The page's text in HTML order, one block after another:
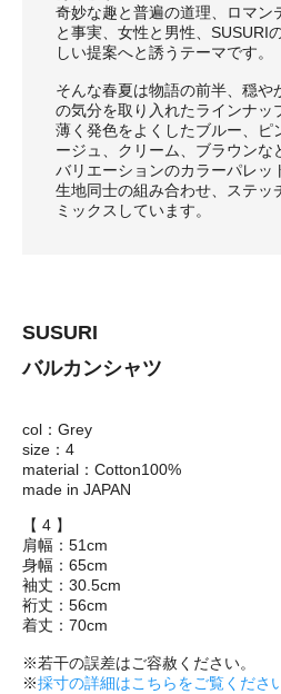
奇妙な趣と普遍の道理、ロマン
と事実、女性と男性、SUSURI
しい提案へと誘うテーマです。
そんな春夏は物語の前半、穏や
の気分を取り入れたラインナッ
薄く発色をよくしたブルー、ピ
ージュ、クリーム、ブラウンな
バリエーションのカラーパレッ
生地同士の組み合わせ、ステッ
ミックスしています。
SUSURI
バルカンシャツ
col：Grey
size：4
material：Cotton100%
made in JAPAN
【 4 】
肩幅：51cm
身幅：65cm
袖丈：30.5cm
裄丈：56cm
着丈：70cm
※若干の誤差はご容赦ください。
※採寸の詳細はこちらをご覧くださ